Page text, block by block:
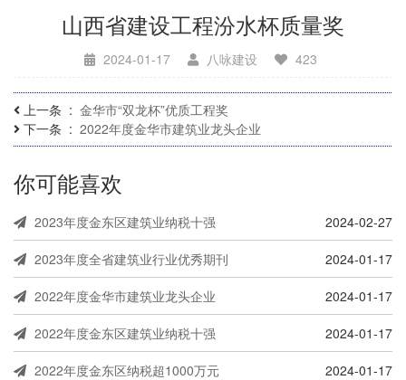
山西省建设工程汾水杯质量奖
2024-01-17 八咏建设 423
上一条
金华市“双龙杯”优质工程奖
下一条
2022年度金华市建筑业龙头企业
你可能喜欢
2024-02-27
2023年度金东区建筑业纳税十强
2024-01-17
2023年度全省建筑业行业优秀期刊
2024-01-17
2022年度金华市建筑业龙头企业
2024-01-17
2022年度金东区建筑业纳税十强
2024-01-17
2022年度金东区纳税超1000万元